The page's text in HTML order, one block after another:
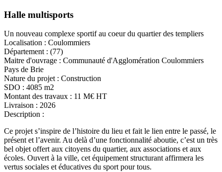
Halle multisports
Un nouveau complexe sportif au coeur du quartier des templiers
Localisation : Coulommiers
Département : (77)
Maitre d'ouvrage : Communauté d'Agglomération Coulommiers
Pays de Brie
Nature du projet : Construction
SDO : 4085 m2
Montant des travaux : 11 M€ HT
Livraison : 2026
Description :
Ce projet s’inspire de l’histoire du lieu et fait le lien entre le passé, le
présent et l’avenir. Au delà d’une fonctionnalité aboutie, c’est un très
bel objet offert aux citoyens du quartier, aux associations et aux
écoles. Ouvert à la ville, cet équipement structurant affirmera les
vertus sociales et éducatives du sport pour tous.